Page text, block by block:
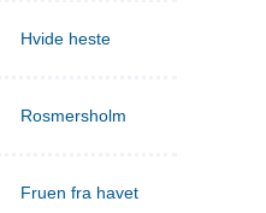
Hvide heste
Rosmersholm
Fruen fra havet